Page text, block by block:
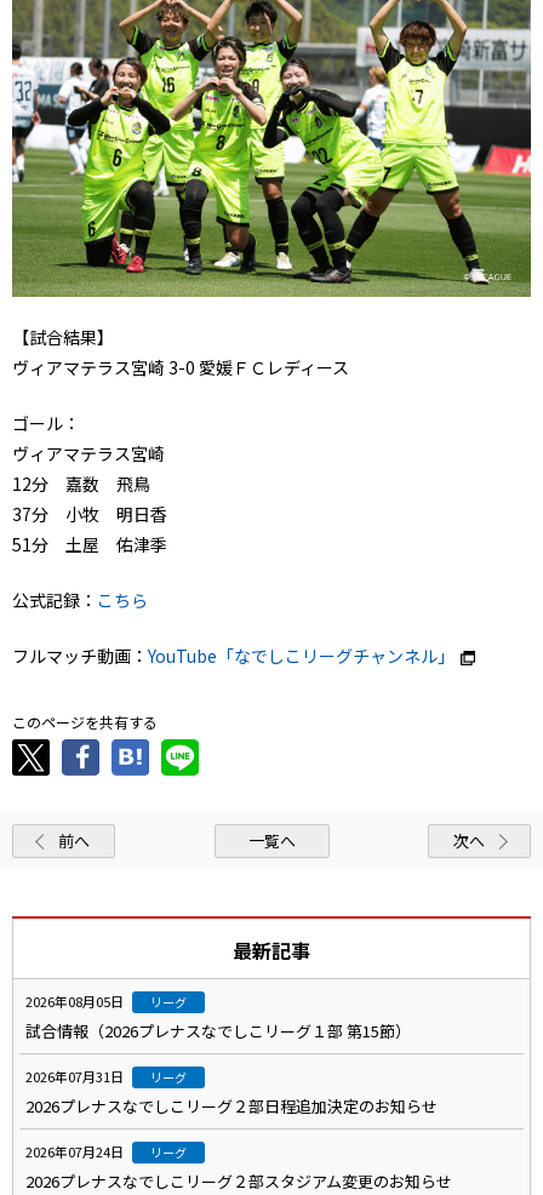
【試合結果】
ヴィアマテラス宮崎 3-0 愛媛ＦＣレディース
ゴール：
ヴィアマテラス宮崎
12分 嘉数 飛鳥
37分 小牧 明日香
51分 土屋 佑津季
公式記録： こちら
フルマッチ動画：YouTube「なでしこリーグチャンネル」
このページを共有する
前へ 一覧へ 次へ
最新記事
2026年08月05日 リーグ
試合情報（2026プレナスなでしこリーグ１部 第15節）
2026年07月31日 リーグ
2026プレナスなでしこリーグ２部日程追加決定のお知らせ
2026年07月24日 リーグ
2026プレナスなでしこリーグ２部スタジアム変更のお知らせ